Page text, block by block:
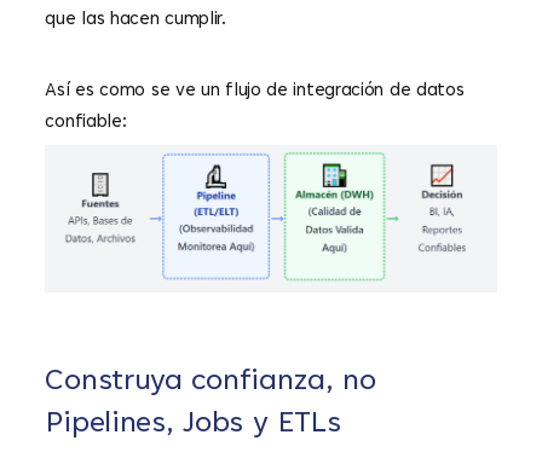
que las hacen cumplir.
Así es como se ve un flujo de integración de datos
confiable:
Construya confianza, no
Pipelines, Jobs y ETLs